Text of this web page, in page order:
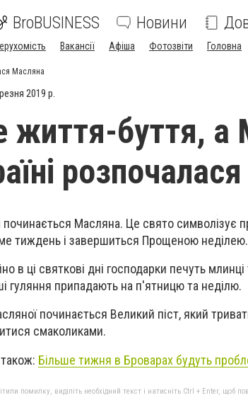
BroBUSINESS Новини
Вакансії Афіша Фотозвіти Головна
Масляна
2019 р.
життя-буття, а
починається Масляна. Це свято символізує
тиждень і завершиться Прощеною неділею.
в ці святкові дні господарки печуть
гуляння припадають на п'ятницю та неділю.
починається Великий піст, який
смаколиками.
Більше тижня в Броварах будуть
помилку, виділіть необхідний текст і натисніть Ctrl + Enter, щоб